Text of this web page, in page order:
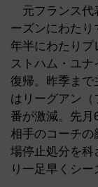
元フランス代
ーズンにわたり
年半にわたり
ストハム・ユ
復帰。昨季ま
はリーグアン
番が激減。先
相手のコーチ
場停止処分を
り一足早くシー